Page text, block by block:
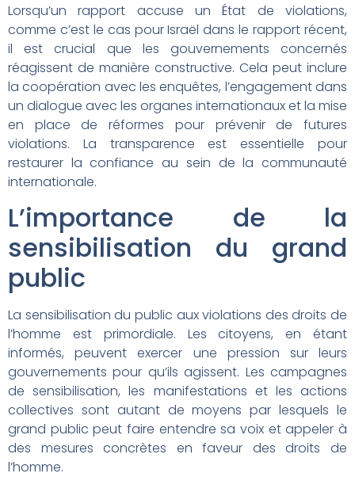
Lorsqu’un rapport accuse un État de violations,
comme c’est le cas pour Israël dans le rapport récent,
il est crucial que les gouvernements concernés
réagissent de manière constructive. Cela peut inclure
la coopération avec les enquêtes, l’engagement dans
un dialogue avec les organes internationaux et la mise
en place de réformes pour prévenir de futures
violations. La transparence est essentielle pour
restaurer la confiance au sein de la communauté
internationale.
L’importance de la
sensibilisation du grand
public
La sensibilisation du public aux violations des droits de
l’homme est primordiale. Les citoyens, en étant
informés, peuvent exercer une pression sur leurs
gouvernements pour qu’ils agissent. Les campagnes
de sensibilisation, les manifestations et les actions
collectives sont autant de moyens par lesquels le
grand public peut faire entendre sa voix et appeler à
des mesures concrètes en faveur des droits de
l’homme.